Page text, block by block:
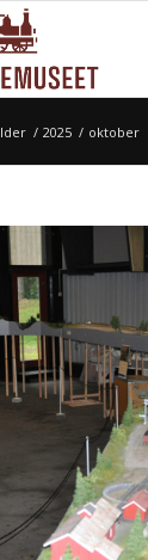
/ 2025 / oktober